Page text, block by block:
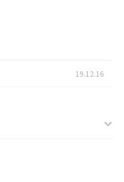
19.12.16